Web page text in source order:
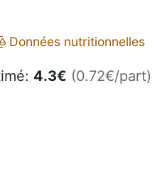
Données nutritionnelles
4.3€ (0.72€/part)